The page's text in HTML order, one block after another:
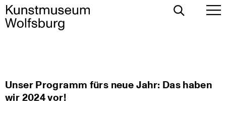
Skip
to
Toggle
Unser Programm fürs neue Jahr: Das haben
wir 2024 vor!